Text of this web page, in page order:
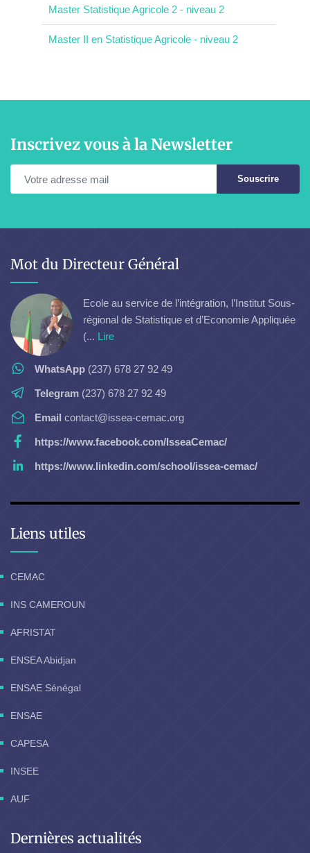
Master Statistique Agricole 2 - niveau 2
Master II en Statistique Agricole - niveau 2
Inscrivez vous à la Newsletter
Souscrire
Mot du Directeur Général
Ecole au service de l’intégration, l’Institut Sous-
régional de Statistique et d’Economie Appliquée
(... Lire
WhatsApp (237) 678 27 92 49
Telegram (237) 678 27 92 49
Email contact@issea-cemac.org
https://www.facebook.com/IsseaCemac/
https://www.linkedin.com/school/issea-cemac/
Liens utiles
CEMAC
INS CAMEROUN
AFRISTAT
ENSEA Abidjan
ENSAE Sénégal
ENSAE
CAPESA
INSEE
AUF
Dernières actualités